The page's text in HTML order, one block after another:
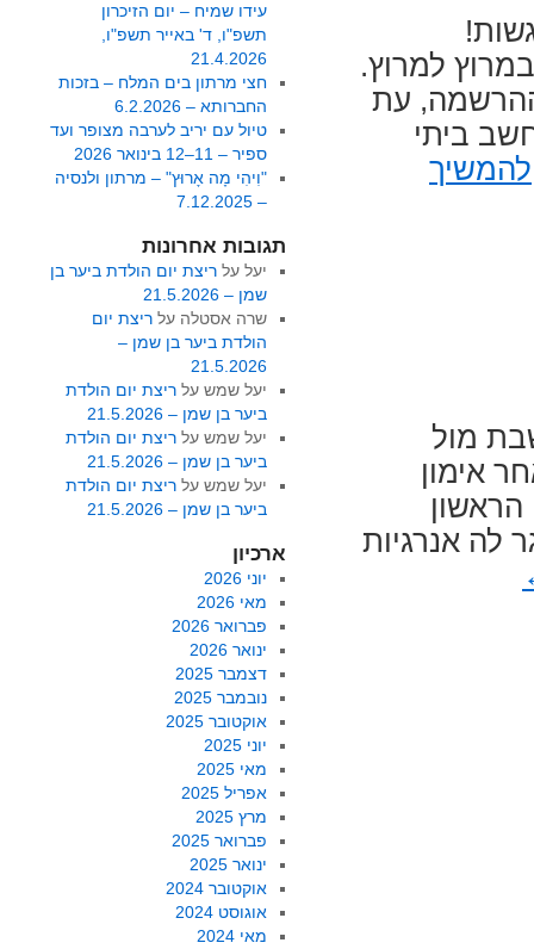
למרוץ.
ההרשמה, עת
ביתי
להמשיך
מול
אימון
לה אנרגיות
עידו שמיח – יום הזיכרון
תשפ"ו, ד' באייר תשפ"ו,
21.4.2026
חצי מרתון בים המלח – בזכות
החברותא – 6.2.2026
טיול עם יריב לערבה מצופר ועד
ספיר – 11–12 בינואר 2026
"וִיהִי מָה אָרוּץ" – מרתון ולנסיה
– 7.12.2025
תגובות אחרונות
יעלעל ריצת יום הולדת ביער בן
שמן – 21.5.2026
שרה אסטלה על ריצת יום
הולדת ביער בן שמן –
21.5.2026
יעל שמשעל ריצת יום הולדת
ביער בן שמן – 21.5.2026
יעל שמשעל ריצת יום הולדת
ביער בן שמן – 21.5.2026
יעל שמשעל ריצת יום הולדת
ביער בן שמן – 21.5.2026
ארכיון
יוני 2026
מאי 2026
פברואר 2026
ינואר 2026
דצמבר 2025
נובמבר 2025
אוקטובר 2025
יוני 2025
מאי 2025
אפריל 2025
מרץ 2025
פברואר 2025
ינואר 2025
אוקטובר 2024
אוגוסט 2024
מאי 2024